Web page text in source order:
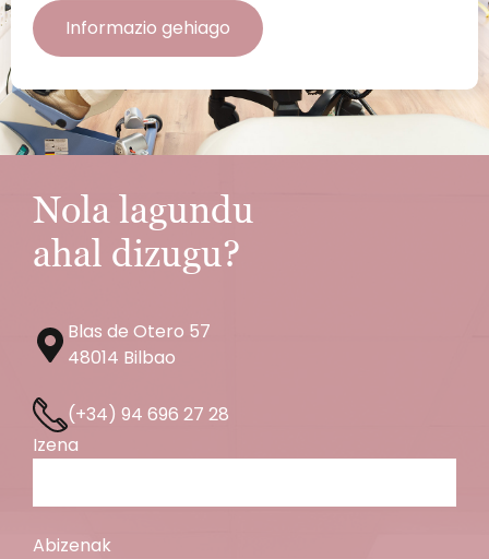
Informazio gehiago
Nola lagundu
ahal dizugu?
Blas de Otero 57
48014 Bilbao
(+34) 94 696 27 28
Izena
Abizenak